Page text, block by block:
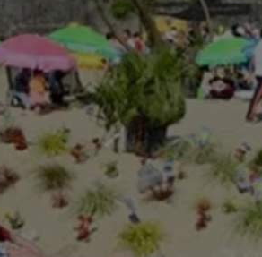
6h00 - 9h00
Le réveil de Canal FM